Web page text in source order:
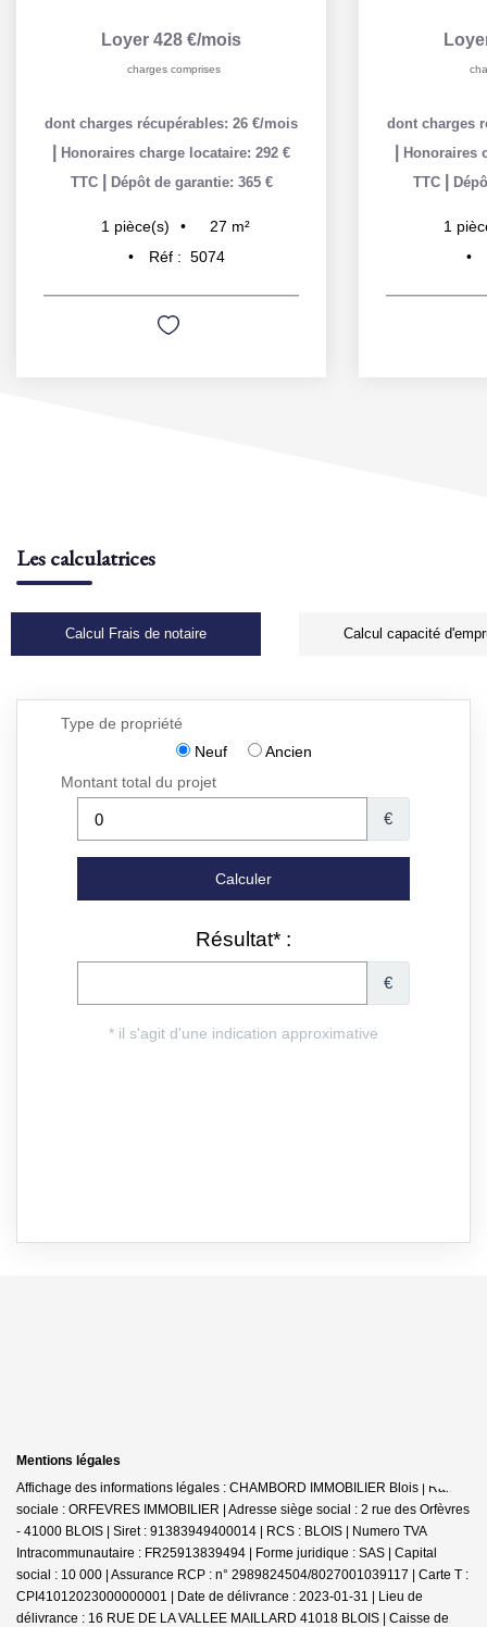
Loyer 428 €/mois
charges comprises
dont charges récupérables: 26 €/mois
Honoraires charge locataire: 292 €
TTC
Dépôt de garantie: 365 €
1 pièce(s) 27 m²
Réf : 5074
dont charges
Honoraires
TTC
1
Les calculatrices
Calcul Frais de notaire Calcul capacité
Mentions légales
Affichage des informations légales : CHAMBORD IMMOBILIER Blois | Raison
sociale : ORFEVRES IMMOBILIER | Adresse siège social : 2 rue des Orfèvres
- 41000 BLOIS | Siret : 91383949400014 | RCS : BLOIS | Numero TVA
Intracommunautaire : FR25913839494 | Forme juridique : SAS | Capital
social : 10 000 | Assurance RCP : n° 2989824504/8027001039117 | Carte T :
CPI41012023000000001 | Date de délivrance : 2023-01-31 | Lieu de
délivrance : 16 RUE DE LA VALLEE MAILLARD 41018 BLOIS | Caisse de